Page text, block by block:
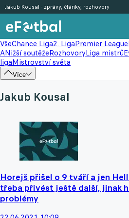
VšeChance Liga2. LigaPremier League
ANižší soutěžeRozhovoryLiga mistrů
ligaMistrovství světa
Více
Jakub Kousal - zprávy, články, rozhovory
Jakub Kousal
Horejš přišel o 9 tváří a jen
třeba přivést ještě další, jinak
problémy